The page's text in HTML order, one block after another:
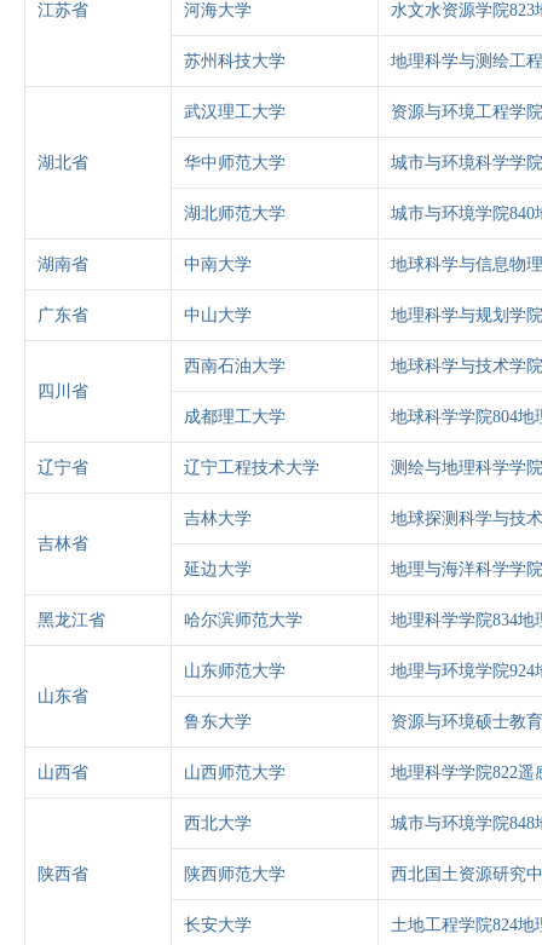
江苏省 河海大学 水文水资源学院823
苏州科技大学 地理科学与测绘工
湖北省
武汉理工大学 资源与环境工程学
华中师范大学 城市与环境科学学
湖北师范大学 城市与环境学院840
湖南省 中南大学 地球科学与信息物
广东省 中山大学 地理科学与规划学
四川省
西南石油大学 地球科学与技术学
成都理工大学 地球科学学院804地
辽宁省 辽宁工程技术大学 测绘与地理科学学
吉林省
吉林大学 地球探测科学与技
延边大学 地理与海洋科学学
黑龙江省 哈尔滨师范大学 地理科学学院834地
山东省
山东师范大学 地理与环境学院924
鲁东大学 资源与环境硕士教
山西省 山西师范大学 地理科学学院822遥
陕西省
西北大学 城市与环境学院848
陕西师范大学 西北国土资源研究
长安大学 土地工程学院824地